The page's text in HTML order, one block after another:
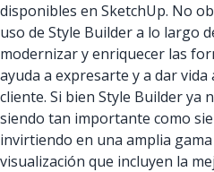
disponibles en SketchUp. No
uso de Style Builder a lo largo
modernizar y enriquecer las
ayuda a expresarte y a dar
cliente. Si bien Style Builder ya
siendo tan importante como
invirtiendo en una amplia
visualización que incluyen la